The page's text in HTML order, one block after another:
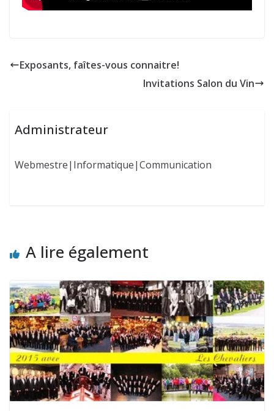
Exposants, faîtes-vous connaitre!
Invitations Salon du Vin
Administrateur
Webmestre|Informatique|Communication
A lire également